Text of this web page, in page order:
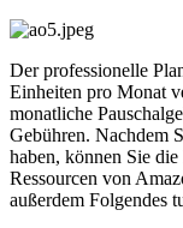
Der professionelle
Einheiten pro Monat
monatliche
Gebühren. Nachdem
haben, können Sie
Ressourcen von
außerdem Folgendes